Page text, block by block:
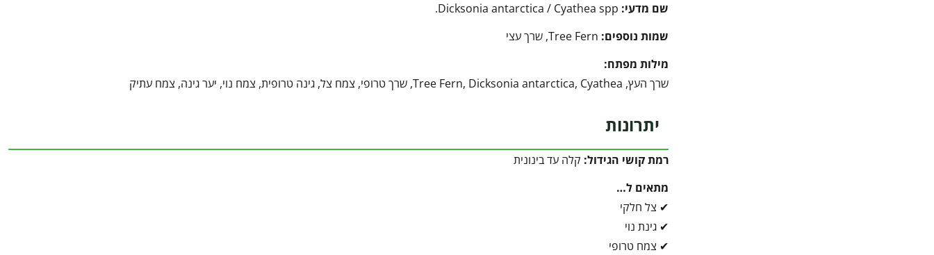
שם מדעי:
שמות נוספים:
מילות מפתח:
שרך העץ, Tree Fern, Dicksonia antarctica, Cyathea, שרך טרופי, צמח צל, גינה טרופית, צמח נוי, יער גינה, צמח עתיק
יתרונות
רמת קושי הגידול: קלה עד בינונית
מתאים ל…
✔ צל חלקי
✔ גינת נוי
✔ צמח טרופי